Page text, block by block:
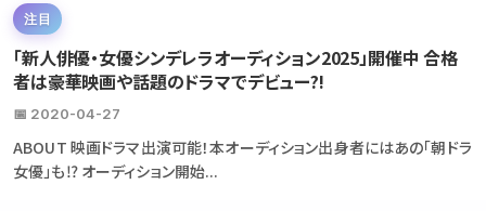
注目
「新人俳優・女優シンデレラオーディション2025」開催中 合格
者は豪華映画や話題のドラマでデビュー?!
📅 2020-04-27
ABOUT 映画ドラマ出演可能！本オーディション出身者にはあの「朝ドラ
女優」も⁉ オーディション開始...